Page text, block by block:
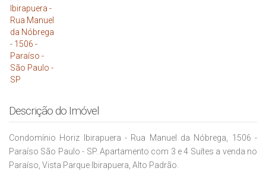
Descrição do Imóvel
Condomínio Horiz Ibirapuera - Rua Manuel da Nóbrega, 1506 -
Paraíso São Paulo - SP. Apartamento com 3 e 4 Suítes a venda no
Paraíso, Vista Parque Ibirapuera, Alto Padrão.